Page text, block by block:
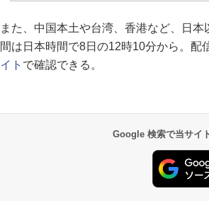
また、中国本土や台湾、香港など、日
間は日本時間で8日の12時10分から。配
イト で確認できる。
Google 検索で当サイ